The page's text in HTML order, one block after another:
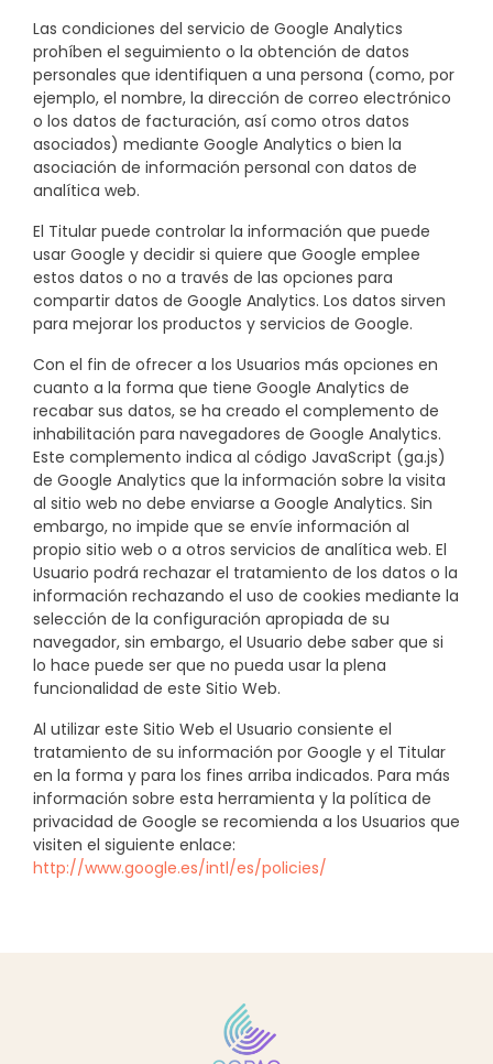
Las condiciones del servicio de Google Analytics
prohíben el seguimiento o la obtención de datos
personales que identifiquen a una persona (como, por
ejemplo, el nombre, la dirección de correo electrónico
o los datos de facturación, así como otros datos
asociados) mediante Google Analytics o bien la
asociación de información personal con datos de
analítica web.
El Titular puede controlar la información que puede
usar Google y decidir si quiere que Google emplee
estos datos o no a través de las opciones para
compartir datos de Google Analytics. Los datos sirven
para mejorar los productos y servicios de Google.
Con el fin de ofrecer a los Usuarios más opciones en
cuanto a la forma que tiene Google Analytics de
recabar sus datos, se ha creado el complemento de
inhabilitación para navegadores de Google Analytics.
Este complemento indica al código JavaScript (ga.js)
de Google Analytics que la información sobre la visita
al sitio web no debe enviarse a Google Analytics. Sin
embargo, no impide que se envíe información al
propio sitio web o a otros servicios de analítica web. El
Usuario podrá rechazar el tratamiento de los datos o la
información rechazando el uso de cookies mediante la
selección de la configuración apropiada de su
navegador, sin embargo, el Usuario debe saber que si
lo hace puede ser que no pueda usar la plena
funcionalidad de este Sitio Web.
Al utilizar este Sitio Web el Usuario consiente el
tratamiento de su información por Google y el Titular
en la forma y para los fines arriba indicados. Para más
información sobre esta herramienta y la política de
privacidad de Google se recomienda a los Usuarios que
visiten el siguiente enlace:
http://www.google.es/intl/es/policies/